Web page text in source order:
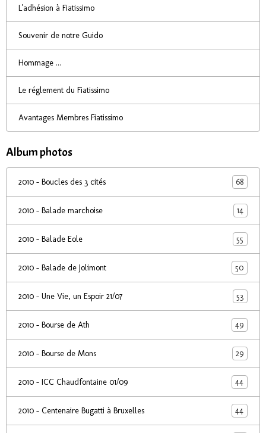
L'adhésion à Fiatissimo
Souvenir de notre Guido
Hommage ...
Le réglement du Fiatissimo
Avantages Membres Fiatissimo
Album photos
2010 - Boucles des 3 cités 68
2010 - Balade marchoise 14
2010 - Balade Eole 55
2010 - Balade de Jolimont 50
2010 - Une Vie, un Espoir 21/07 53
2010 - Bourse de Ath 49
2010 - Bourse de Mons 29
2010 - ICC Chaudfontaine 01/09 44
2010 - Centenaire Bugatti à Bruxelles 44